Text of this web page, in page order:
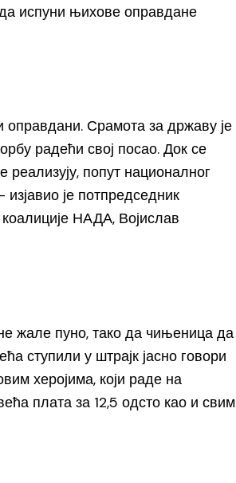
испуни њихове оправдане
Срамота за државу је
радећи свој посао. Док се
реализују, попут националног
је потпредседник
НАДА, Војислав
жале пуно, тако да чињеница да
ступили у штрајк јасно говори
херојима, који раде на
плата за 12,5 одсто као и свим